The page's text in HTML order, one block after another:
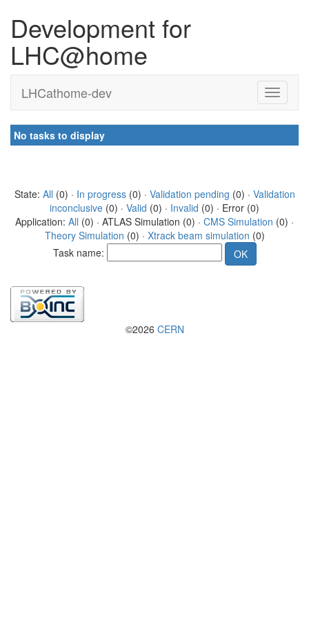
Development for
LHC@home
LHCathome-dev
No tasks to display
State: All (0) · In progress(0) · Validation pending (0) · Validation
inconclusive (0) · Valid (0) · Invalid (0) · Error (0)
Application: All (0) · ATLAS Simulation (0) · CMS Simulation (0) ·
Theory Simulation (0) · Xtrack beam simulation (0)
Task name:
©2026 CERN